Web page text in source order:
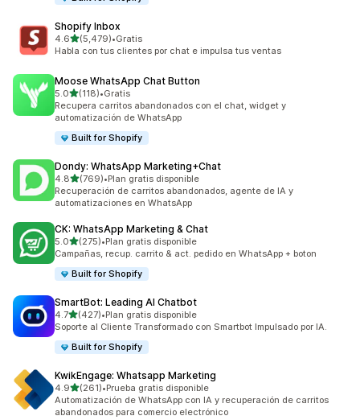
Shopify Inbox
4.6de 5 estrellas
(5,479)
5479 reseñas en total
•Gratis
Habla con tus clientes por chat e impulsa tus ventas
Moose WhatsApp Chat Button
5.0de 5 estrellas
(118)
118 reseñas en total
•Gratis
Recupera carritos abandonados con el chat, widget y
automatización de WhatsApp
Built for Shopify
Dondy: WhatsApp Marketing+Chat
4.8de 5 estrellas
(769)
769 reseñas en total
•Plan gratis disponible
Recuperación de carritos abandonados, agente de IA y
automatizaciones en WhatsApp
CK: WhatsApp Marketing & Chat
5.0de 5 estrellas
(275)
275 reseñas en total
•Plan gratis disponible
Campañas, recup. carrito & act. pedido en WhatsApp + boton
Built for Shopify
SmartBot: Leading AI Chatbot
4.7de 5 estrellas
(427)
427 reseñas en total
•Plan gratis disponible
Soporte al Cliente Transformado con Smartbot Impulsado por IA.
Built for Shopify
KwikEngage: Whatsapp Marketing
4.9de 5 estrellas
(261)
261 reseñas en total
•Prueba gratis disponible
Automatización de WhatsApp con IA y recuperación de carritos
abandonados para comercio electrónico